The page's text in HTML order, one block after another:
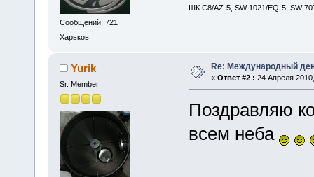
Сообщений: 721
Харьков
ШК С8/AZ-5, SW 1021/EQ-5, SW
Yurik
Sr. Member
Re: Международный
« Ответ #2 : 24 Апреля
Поздравляю
всем неба